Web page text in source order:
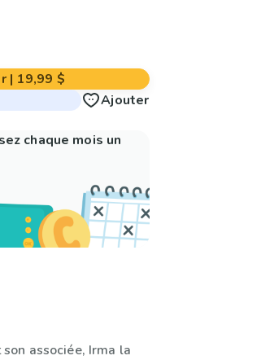
| 19,99 $
Ajouter
chaque mois un
associée, Irma la